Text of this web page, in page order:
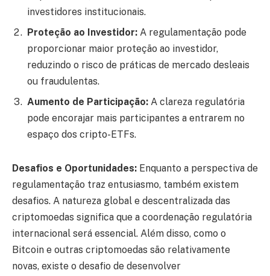
investidores institucionais.
Proteção ao Investidor: A regulamentação pode
proporcionar maior proteção ao investidor,
reduzindo o risco de práticas de mercado desleais
ou fraudulentas.
Aumento de Participação: A clareza regulatória
pode encorajar mais participantes a entrarem no
espaço dos cripto-ETFs.
Desafios e Oportunidades: Enquanto a perspectiva de
regulamentação traz entusiasmo, também existem
desafios. A natureza global e descentralizada das
criptomoedas significa que a coordenação regulatória
internacional será essencial. Além disso, como o
Bitcoin e outras criptomoedas são relativamente
novas, existe o desafio de desenvolver